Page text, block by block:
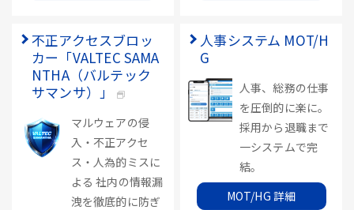
不正アクセスブロッ
カー「VALTEC SAMA
NTHA（バルテック
サマンサ）」
マルウェアの侵
入・不正アクセ
ス・人為的ミスに
よる 社内の情報漏
洩を徹底的に防ぎ
人事システム MOT/H
G
人事、総務の仕事
を圧倒的に楽に。
採用から退職まで
一システムで完
結。
MOT/HG 詳細